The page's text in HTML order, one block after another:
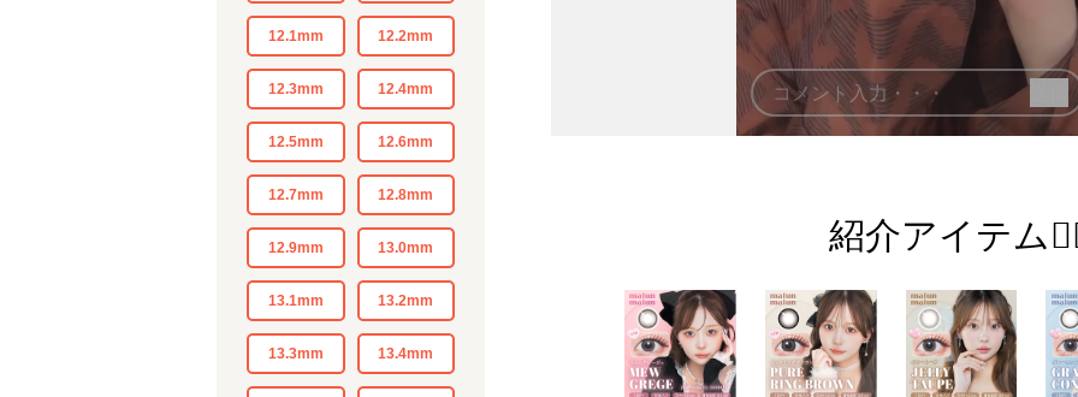
12.1mm 12.2mm
12.3mm 12.4mm
12.5mm 12.6mm
12.7mm 12.8mm
12.9mm 13.0mm
13.1mm 13.2mm
13.3mm 13.4mm
紹介アイテム